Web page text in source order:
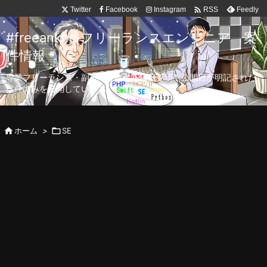
Twitter Facebook Instagram  RSS Feedly
#freeanken フリーランスエンジニア 案
件情報
専業フリーランス・副業向け案件を毎日更新！公開日が明記された
案件のみを公開しています。
ホーム > SE